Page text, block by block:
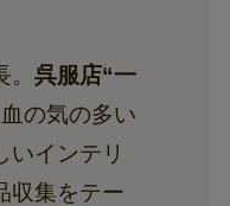
。呉服店“一
の気の多い
いインテリ
収集をテー